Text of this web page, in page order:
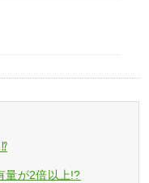
量が2倍以上!?